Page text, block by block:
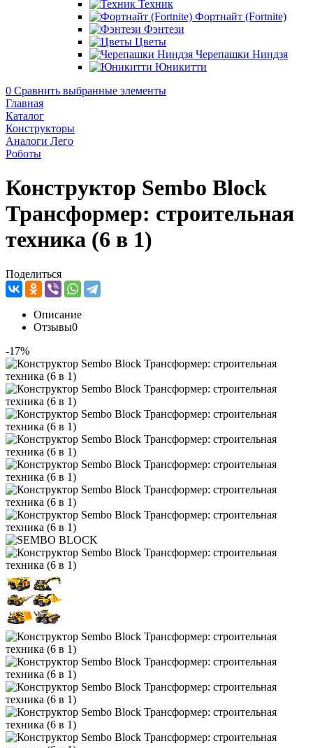
Техник
Фортнайт (Fortnite)
Фэнтези
Цветы
Черепашки Ниндзя
Юникитти
0 Сравнить выбранные элементы
Главная
Каталог
Конструкторы
Аналоги Лего
Роботы
Конструктор Sembo Block
Трансформер: строительная
техника (6 в 1)
Поделиться
Описание
Отзывы0
-17%